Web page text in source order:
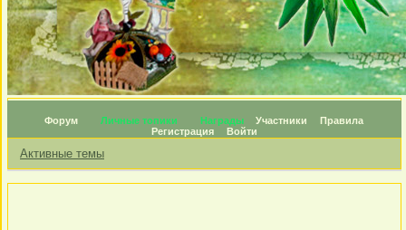
Форум Личные топики Награды Участники
Правила
Регистрация
Войти
Активные темы